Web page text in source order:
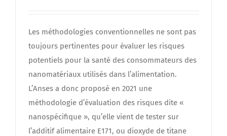
Les méthodologies conventionnelles ne sont pas
toujours pertinentes pour évaluer les risques
potentiels pour la santé des consommateurs des
nanomatériaux utilisés dans l’alimentation.
L’Anses a donc proposé en 2021 une
méthodologie d’évaluation des risques dite «
nanospécifique », qu’elle vient de tester sur
l’additif alimentaire E171, ou dioxyde de titane